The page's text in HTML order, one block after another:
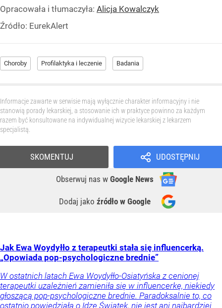
Opracowała i tłumaczyła: Alicja Kowalczyk
Źródło: EurekAlert
Choroby Profilaktyka i leczenie Badania
Informacje zawarte w serwisie mają wyłącznie charakter informacyjny i nie
stanowią porady lekarskiej, a stosowanie ich w praktyce powinno za każdym
razem być konsultowane na indywidualnej wizycie lekarskiej z lekarzem
specjalistą.
UDOSTĘPNIJ
Obserwuj nas w Google News
Dodaj jako źródło w Google
SKOMENTUJ
Jak Ewa Woydyłło z terapeutki stała się influencerką.
„Opowiada pop-psychologiczne brednie”
W ostatnich latach Ewa Woydyłło-Osiatyńska z cenionej
terapeutki uzależnień zamieniła się w influencerkę, niekiedy
głoszącą pop-psychologiczne brednie. Paradoksalnie to, co
ostatnio powiedziała o Idze Świątek, nie jest ani najbardziej